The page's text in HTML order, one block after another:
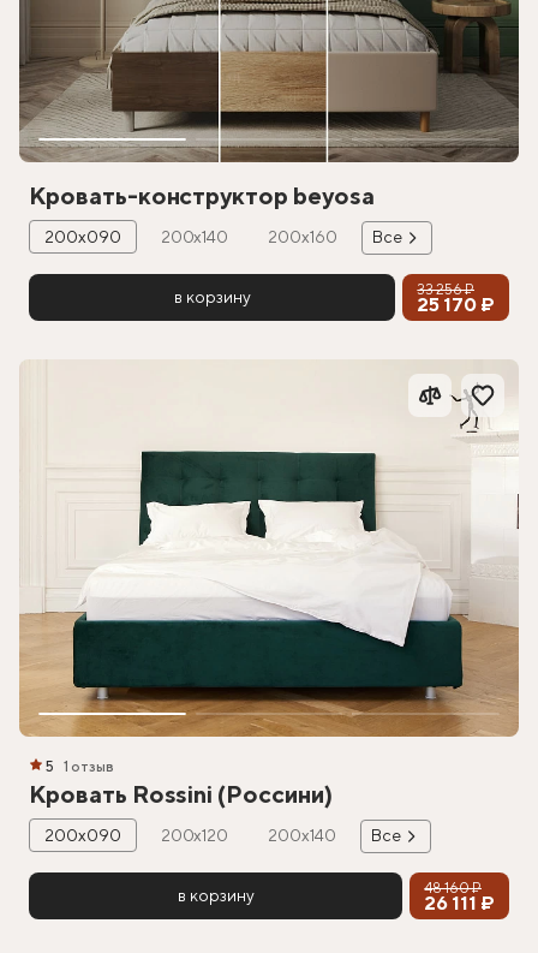
Кровать-конструктор beyosa
200х090 200х140 200х160 Все
в корзину 33 256 ₽
25 170 ₽
5 1 отзыв
Кровать Rossini (Россини)
200х090 200х120 200х140 Все
в корзину 48 160 ₽
26 111 ₽